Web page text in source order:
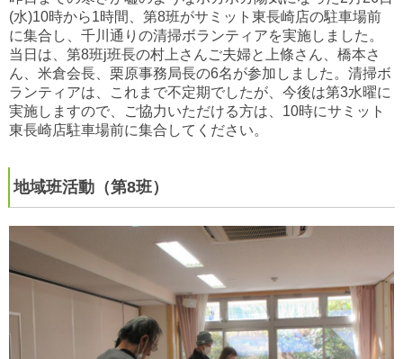
(水)10時から1時間、第8班がサミット東長崎店の駐車場前
に集合し、千川通りの清掃ボランティアを実施しました。
当日は、第8班j班長の村上さんご夫婦と上條さん、橋本さ
ん、米倉会長、栗原事務局長の6名が参加しました。清掃ボ
ランティアは、これまで不定期でしたが、今後は第3水曜に
実施しますので、ご協力いただける方は、10時にサミット
東長崎店駐車場前に集合してください。
地域班活動（第8班）